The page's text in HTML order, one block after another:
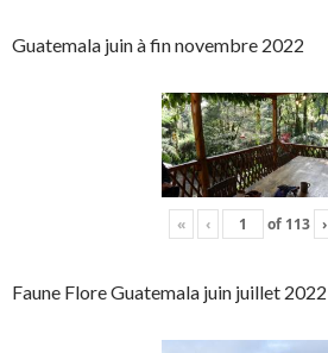
Guatemala juin à fin novembre 2022
« ‹ of 113 ›
Faune Flore Guatemala juin juillet 2022